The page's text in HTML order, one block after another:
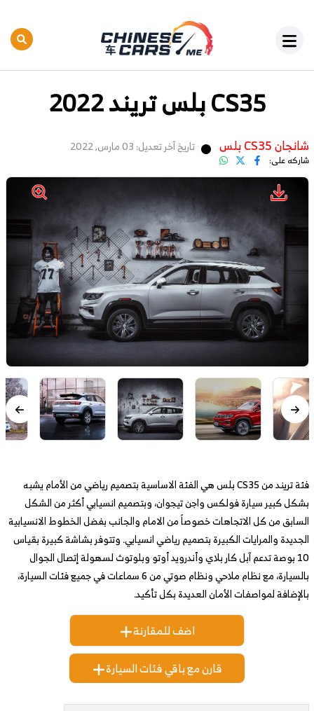
CS35 بلس تريند 2022
شانجان CS35 بلس تاريخ آخر تعديل: 03 مارس, 2022
شاركه على:
فئة تريند من CS35 بلس هي الفئة الاساسية بتصميم رياضي من الأمام يشبه
بشكل كبير سيارة فولكس واجن تيجوان، وبتصميم انسيابي أكثر من الشكل
السابق من كل الاتجاهات خصوصاً من الامام والجانب بفضل الخطوط الانسيابية
الجديدة والمرايات الكبيرة بتصميم رياضي انسيابي. وتتوفر بشاشة كبيرة بقياس
10 بوصة تدعم آبل كار بلاي وأندرويد أوتو وبلوتوث لسهولة إتصال الجوال
بالسيارة، مع نظام ملاحي ونظام صوتي من 6 سماعات في جميع فئات السيارة،
بالإضافة لمواصفات الأمان العديدة بكل تأكيد.
اضف للمقارنة
قارن مع باقي فئات السيارة